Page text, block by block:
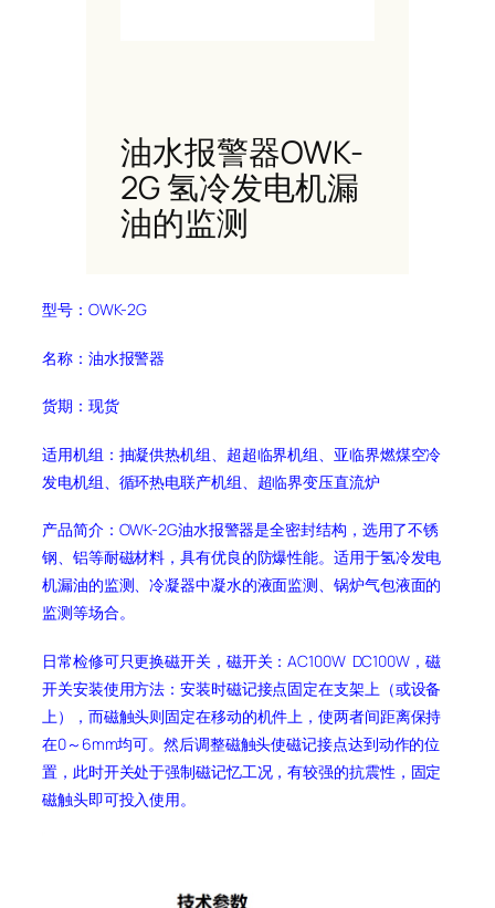
油水报警器OWK-
2G 氢冷发电机漏
油的监测
型号：OWK-2G
名称：油水报警器
货期：现货
适用机组：抽凝供热机组、超超临界机组、亚临界燃煤空冷
发电机组、循环热电联产机组、超临界变压直流炉
产品简介：OWK-2G油水报警器是全密封结构，选用了不锈
钢、铝等耐磁材料，具有优良的防爆性能。适用于氢冷发电
机漏油的监测、冷凝器中凝水的液面监测、锅炉气包液面的
监测等场合。
日常检修可只更换磁开关，磁开关：AC100W DC100W，磁
开关安装使用方法：安装时磁记接点固定在支架上（或设备
上），而磁触头则固定在移动的机件上，使两者间距离保持
在0～6mm均可。然后调整磁触头使磁记接点达到动作的位
置，此时开关处于强制磁记忆工况，有较强的抗震性，固定
磁触头即可投入使用。